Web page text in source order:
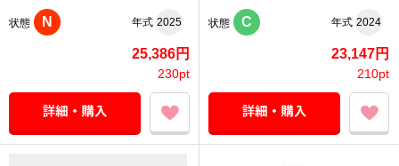
状態 N 年式 2025
25,386円
230pt
状態 C 年式 2024
23,147円
210pt